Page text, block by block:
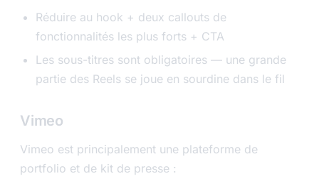
Réduire au hook + deux callouts de
fonctionnalités les plus forts + CTA
Les sous-titres sont obligatoires — une grande
partie des Reels se joue en sourdine dans le fil
Vimeo
Vimeo est principalement une plateforme de
portfolio et de kit de presse :